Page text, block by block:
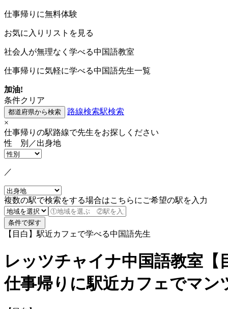
仕事帰りに無料体験
お気に入りリストを見る
社会人が無理なく学べる中国語教室
仕事帰りに気軽に学べる中国語先生一覧
加油!
条件クリア
路線検索駅検索
×
仕事帰りの駅路線で先生をお探しください
性 別／出身地
／
複数の駅で検索をする場合はこちらにご希望の駅を入力
【目白】駅近カフェで学べる中国語先生
レッツチャイナ中国語教室【
仕事帰りに駅近カフェでマン